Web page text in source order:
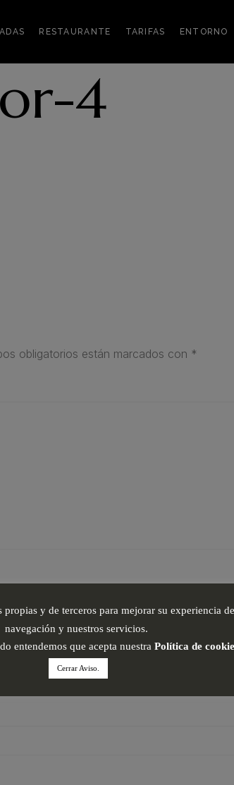
RESTAURANTE TARIFAS ENTORNO
4
obligatorios están marcados con *
y de terceros para mejorar su experiencia de
navegación y nuestros servicios.
entendemos que acepta nuestra Política de
Cerrar Aviso.